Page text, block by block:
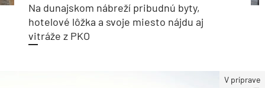
Na dunajskom nábreží pribudnú byty,
hotelové lôžka a svoje miesto nájdu aj
vitráže z PKO
V príprave